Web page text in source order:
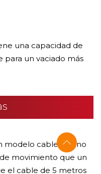
una capacidad de
para un vaciado más
modelo cableado, no
movimiento que un
el cable de 5 metros